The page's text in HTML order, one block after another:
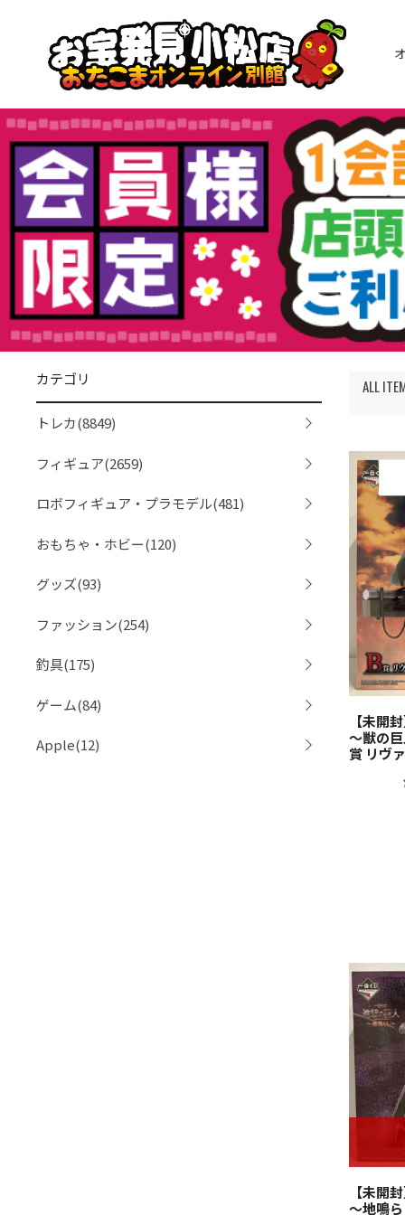
カテゴリ
トレカ(8849)
フィギュア(2659)
ロボフィギュア・プラモデル(481)
おもちゃ・ホビー(120)
グッズ(93)
ファッション(254)
釣具(175)
ゲーム(84)
Apple(12)
ALL
【未開
～獣の
賞 リヴ
【未開
～地鳴